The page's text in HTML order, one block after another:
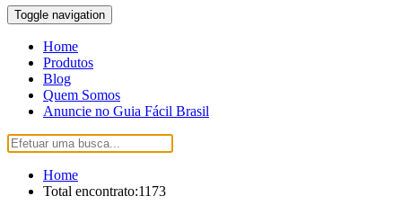
Toggle navigation
Home
Produtos
Blog
Quem Somos
Anuncie no Guia Fácil Brasil
Home
Total encontrato:1173